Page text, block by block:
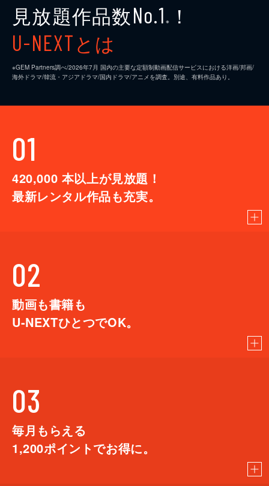
見放題作品数No.1 ※ ！
U-NEXTとは
※GEM Partners調べ/2026年7⽉ 国内の主要な定額制動画配信サービスにおける洋画/邦画/
海外ドラマ/韓流・アジアドラマ/国内ドラマ/アニメを調査。別途、有料作品あり。
01
420,000 本以上が見放題！
最新レンタル作品も充実。
02
動画も書籍も
U-NEXTひとつでOK。
03
毎月もらえる
1,200ポイントでお得に。